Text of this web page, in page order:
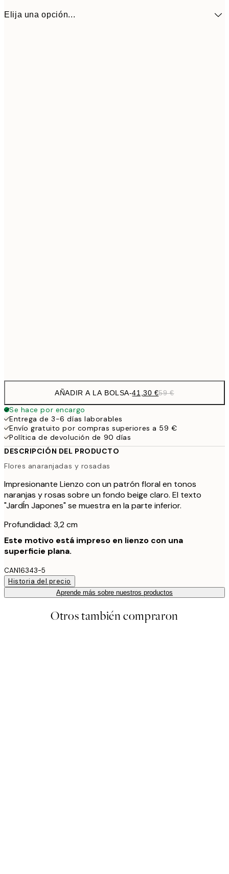
Elija una opción...
AÑADIR A LA BOLSA-41,30 €59 €
Se hace por encargo
Entrega de 3-6 días laborables
Envío gratuito por compras superiores a 59 €
Política de devolución de 90 días
DESCRIPCIÓN DEL PRODUCTO
Flores anaranjadas y rosadas
Impresionante Lienzo con un patrón floral en tonos
naranjas y rosas sobre un fondo beige claro. El texto
"JardÍn Japones" se muestra en la parte inferior.
Profundidad: 3,2 cm
Este motivo está impreso en lienzo con una
superficie plana.
CAN16343-5
Historia del precio
Aprende más sobre nuestros productos
Otros también compraron